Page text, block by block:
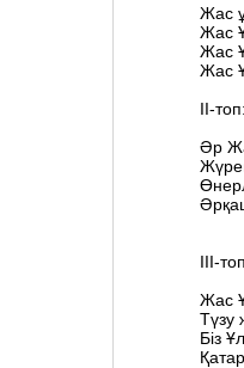
Жас
Жас
Жас
Жас
ІІ-
Әр
ІІІ-
Жас
Түзу
Біз